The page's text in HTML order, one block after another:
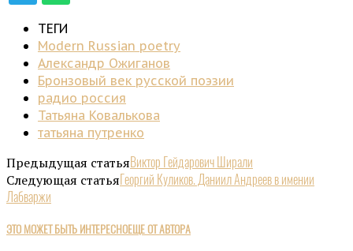
ТЕГИ
Modern Russian poetry
Александр Ожиганов
Бронзовый век русской поэзии
радио россия
Татьяна Ковалькова
татьяна путренко
Предыдущая статьяВиктор Гейдарович Ширали
Следующая статьяГеоргий Куликов. Даниил Андреев в имении
Лабваржи
ЭТО МОЖЕТ БЫТЬ ИНТЕРЕСНОЕЩЕ ОТ АВТОРА